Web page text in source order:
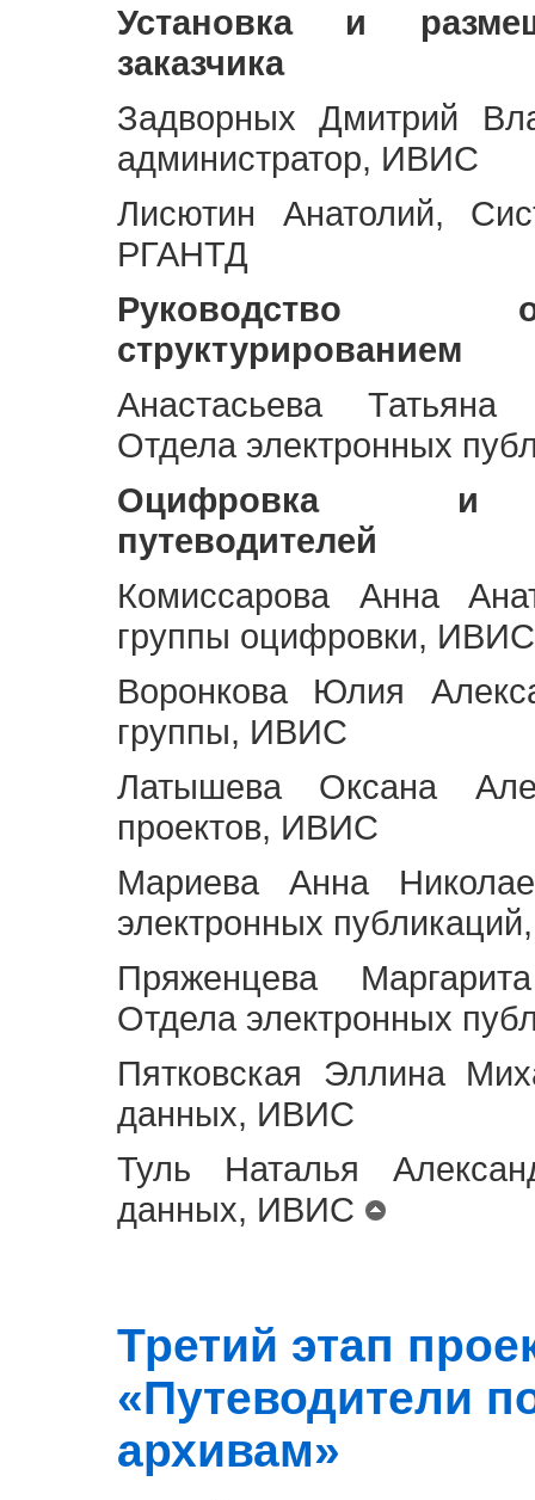
Установка и
заказчика
Задворных Дмитрий
администратор, ИВИС
Лисютин Анатолий,
РГАНТД
Руководство
структурированием
Анастасьева Татьяна
Отдела электронных
Оцифровка и
путеводителей
Комиссарова Анна
группы оцифровки, ИВИС
Воронкова Юлия
группы, ИВИС
Латышева Оксана
проектов, ИВИС
Мариева Анна
электронных
Пряженцева
Отдела электронных
Пятковская Эллина
данных, ИВИС
Туль Наталья
данных, ИВИС
Третий этап
«Путеводители
архивам»